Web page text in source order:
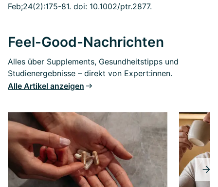
Feb;24(2):175-81. doi: 10.1002/ptr.2877.
Feel-Good-Nachrichten
Alles über Supplements, Gesundheitstipps und
Studienergebnisse – direkt von Expert:innen.
Alle Artikel anzeigen